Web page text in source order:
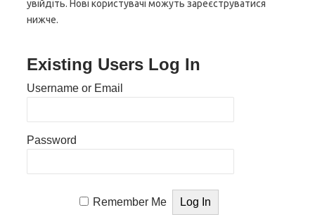
увійдіть. Нові користувачі можуть зареєструватися
нижче.
Existing Users Log In
Username or Email
Password
Remember Me